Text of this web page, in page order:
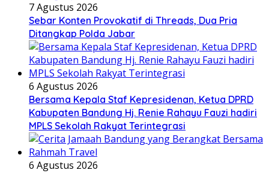
7 Agustus 2026
Sebar Konten Provokatif di Threads, Dua Pria
Ditangkap Polda Jabar
6 Agustus 2026
Bersama Kepala Staf Kepresidenan, Ketua DPRD
Kabupaten Bandung Hj. Renie Rahayu Fauzi hadiri
MPLS Sekolah Rakyat Terintegrasi
6 Agustus 2026